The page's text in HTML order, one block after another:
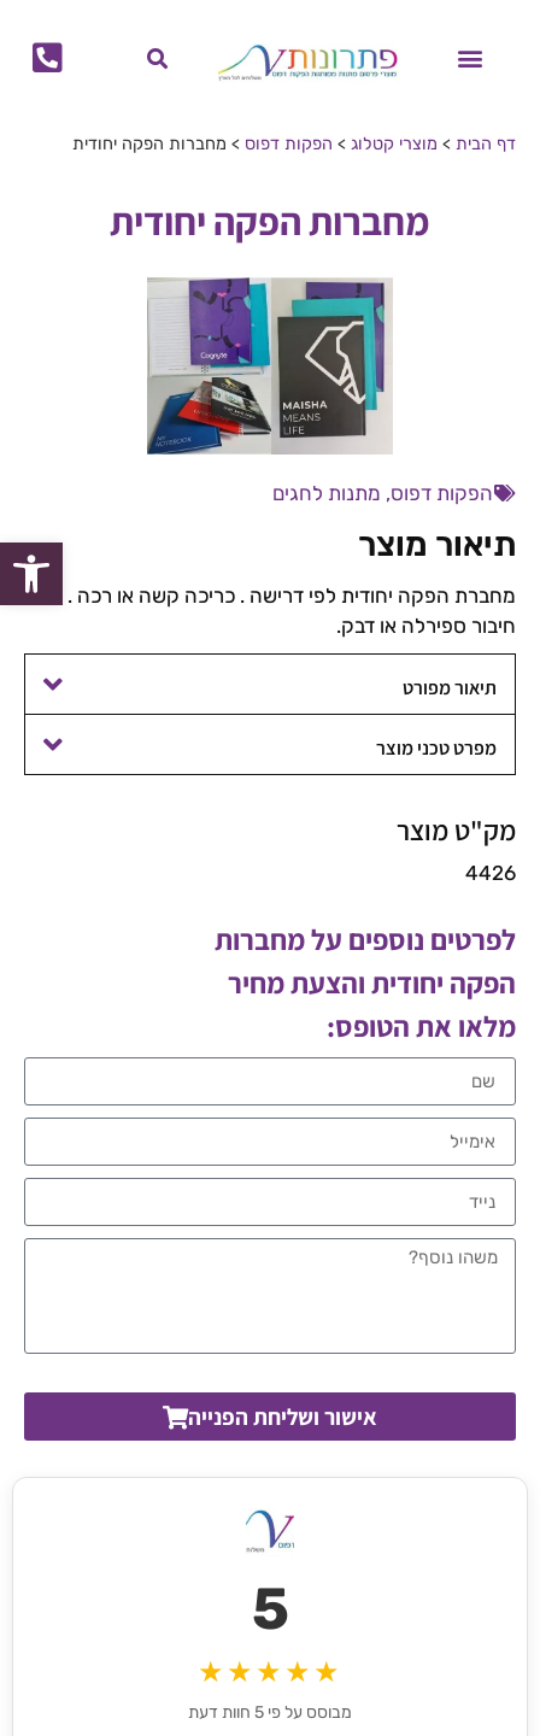
דף הבית > מוצרי קטלוג > הפקות דפוס > מחברות הפקה יחודית
מחברות הפקה יחודית
הפקות דפוס, מתנות לחגים
תיאור מוצר
מחברת הפקה יחודית לפי דרישה . כריכה קשה או רכה .
חיבור ספירלה או דבק.
תיאור מפורט
מפרט טכני מוצר
מק"ט מוצר
4426
לפרטים נוספים על מחברות
הפקה יחודית והצעת מחיר
מלאו את הטופס:
אישור ושליחת הפנייה
5
★★★★★
מבוסס על פי 5 חוות דעת
פתח